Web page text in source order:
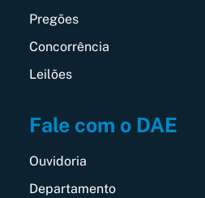
Pregões
Concorrência
Leilões
Fale com o DAE
Ouvidoria
Departamento